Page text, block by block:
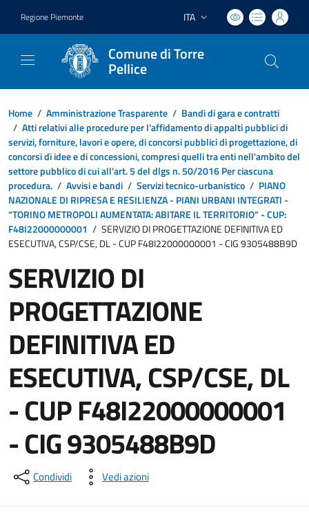
Regione Piemonte Lingua attiva:
ITA
Comune di Torre
Pellice
Home / Amministrazione Trasparente / Bandi di gara e contratti
/ Atti relativi alle procedure per l’affidamento di appalti pubblici di
servizi, forniture, lavori e opere, di concorsi pubblici di progettazione, di
concorsi di idee e di concessioni, compresi quelli tra enti nell'ambito del
settore pubblico di cui all'art. 5 del dlgs n. 50/2016 Per ciascuna
procedura. / Avvisi e bandi / Servizi tecnico-urbanistico / PIANO
NAZIONALE DI RIPRESA E RESILIENZA - PIANI URBANI INTEGRATI -
“TORINO METROPOLI AUMENTATA: ABITARE IL TERRITORIO” - CUP:
F48I22000000001 / SERVIZIO DI PROGETTAZIONE DEFINITIVA ED
ESECUTIVA, CSP/CSE, DL - CUP F48I22000000001 - CIG 9305488B9D
SERVIZIO DI
PROGETTAZIONE
DEFINITIVA ED
ESECUTIVA, CSP/CSE, DL
- CUP F48I22000000001
- CIG 9305488B9D
Condividi Vedi azioni